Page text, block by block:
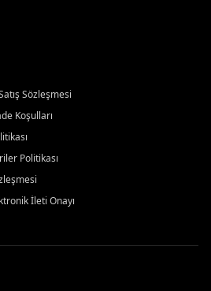
Sözleşmesi
Koşulları
Politikası
İleti Onayı